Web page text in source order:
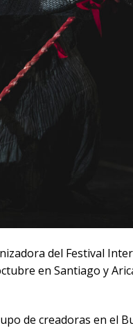
del Festival
en Santiago y
de creadoras en el